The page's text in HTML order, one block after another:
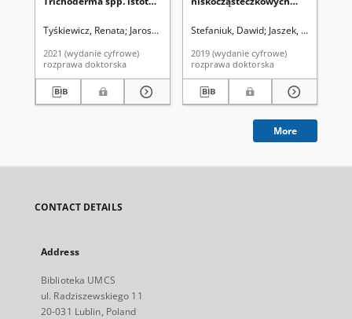
fitopatogenami
Tyśkiewicz, Renata Jaroszuk-Ściseł, Jolanta. Promotor Ozimek, Ewa.
2021 (wydanie cyfrowe)
rozprawa doktorska
grzyba Cerrena unicolor
Stefaniuk, Dawid Jaszek,
2019 (wydanie cyfrowe)
rozprawa doktorska
More
CONTACT DETAILS
Address
Biblioteka UMCS
ul. Radziszewskiego 11
20-031 Lublin, Poland